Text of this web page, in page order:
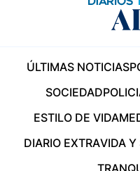
ÚLTIMAS NOTICIAS
SOCIEDAD
ESTILO DE VIDA
DIARIO EXTRAVIDA Y